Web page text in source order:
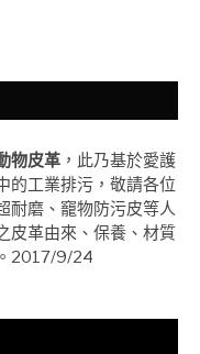
物皮革 ，此乃基於愛護
的工業排污，敬請各位
耐磨、竉物防污皮等人
皮革由來、保養、材質
2017/9/24